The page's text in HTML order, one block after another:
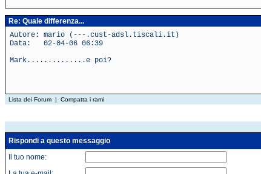
Re: Quale differenza...
Autore: mario (---.cust-adsl.tiscali.it)
Data: 02-04-06 06:39
Mark..............e poi?
Lista dei Forum | Compatta i rami
Rispondi a questo messaggio
Il tuo nome: